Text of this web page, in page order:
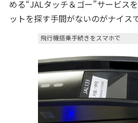
める“JALタッチ＆ゴー”サービス
ットを探す手間がないのがナイスで
飛行機搭乗手続きをスマホで